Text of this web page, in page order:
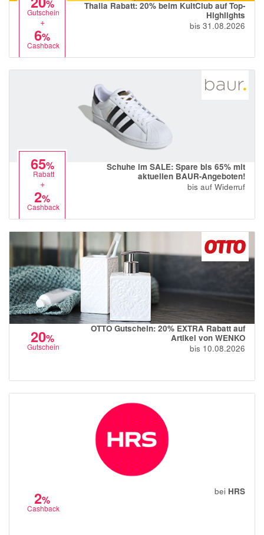
%
Gutschein
+
6%
Cashback
Thalia Rabatt: 20% beim KultClub auf Top-
Highlights
bis 31.08.2026
65%
Rabatt
+
2%
Cashback
Schuhe im SALE: Spare bis 65% mit
aktuellen BAUR-Angeboten!
bis auf Widerruf
20%
Gutschein
OTTO Gutschein: 20% EXTRA Rabatt auf
Artikel von WENKO
bis 10.08.2026
2%
Cashback
bei HRS